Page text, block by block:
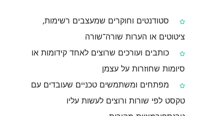
סטודנטים וחוקרים שמעצבים רשימות,
ציטוטים או הערות שורה־שורה
כותבים ועורכים שרוצים לאחד קידומות או
סיומות שחוזרות על עצמן
מפתחים ומשתמשים טכניים שעובדים עם
טקסט לפי שורות ורוצים לעשות עליו